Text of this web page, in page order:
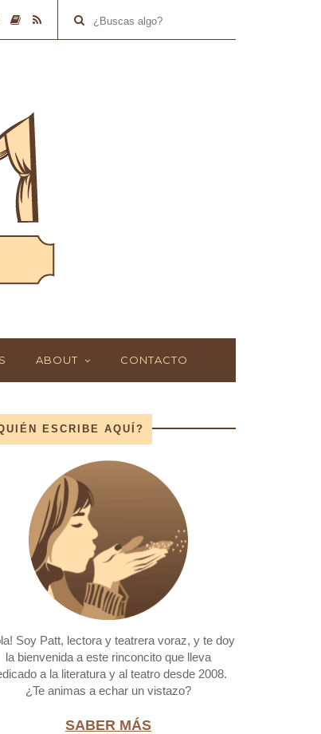
ABOUT CONTACTO
ESCRIBE AQUÍ?
Soy Patt, lectora y teatrera voraz, y te doy
la bienvenida a este rinconcito que lleva
a la literatura y al teatro desde 2008.
¿Te animas a echar un vistazo?
SABER MÁS